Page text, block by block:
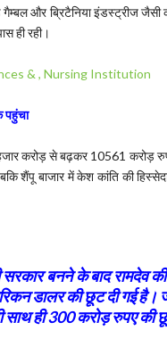
गैम्बल और ब्रिटैनिया इंडस्ट्रीज
ही रही।
पहुंचा
करोड़ से बढ़कर 10561 करोड़
शैंपू बाजार में केश कांति की
सरकार बनने के बाद रामदेव
डालर की छूट दी गई
साथ ही 300 करोड़ रुपए की